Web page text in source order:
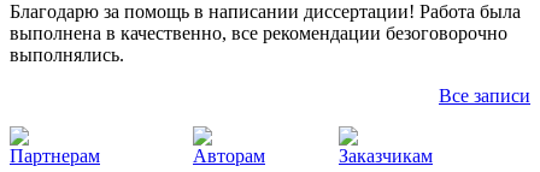
Благодарю за помощь в написании диссертации! Работа была
выполнена в качественно, все рекомендации безоговорочно
выполнялись.
Все записи
Партнерам Авторам Заказчикам